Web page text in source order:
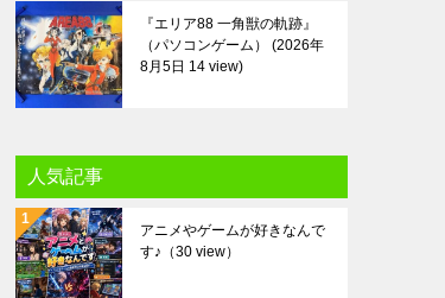
『エリア88 一角獣の軌跡』
（パソコンゲーム）
2026年
8月5日 14 view
人気記事
アニメやゲームが好きなんで
す♪ （30 view）